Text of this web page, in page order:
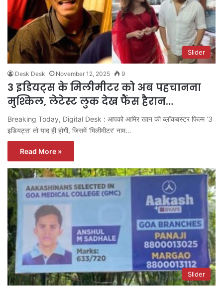
Slider
Desk Desk November 12, 2025 9
3 इडियट्स के मिलीमीटर को अब पहचानना
मुश्किल, लेटेस्ट लुक देख फैंस हैरान…
Breaking Today, Digital Desk : आपको आमिर खान की ब्लॉकबस्टर फिल्म ‘3
इडियट्स’ तो याद ही होगी, जिसमें ‘मिलीमीटर’ नाम…
Read More »
Slider